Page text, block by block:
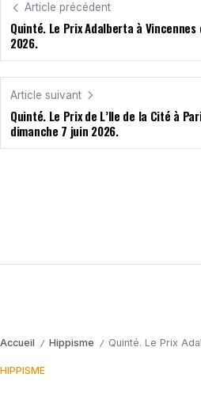
Article précédent
Quinté. Le Prix Adalberta à
2026.
Article suivant
Quinté. Le Prix de L’Ile de la Cité à
dimanche 7 juin 2026.
Accueil / Hippisme / Quinté. Le Prix Adalberta à
HIPPISME